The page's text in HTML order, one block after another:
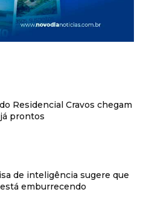
Residencial Cravos chegam
prontos
de inteligência sugere que
emburrecendo